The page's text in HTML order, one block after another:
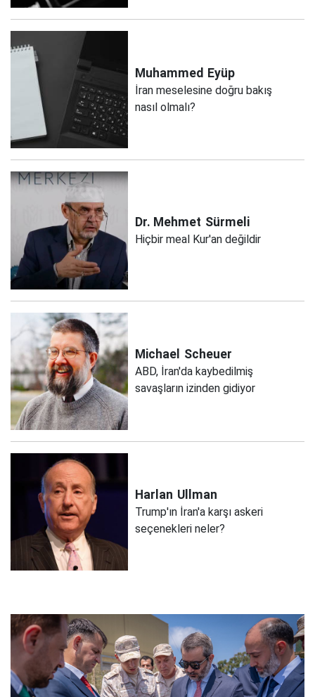
Muhammed Eyüp
İran meselesine doğru bakış
nasıl olmalı?
Dr. Mehmet Sürmeli
Hiçbir meal Kur'an değildir
Michael Scheuer
ABD, İran'da kaybedilmiş
savaşların izinden gidiyor
Harlan Ullman
Trump'ın İran'a karşı askeri
seçenekleri neler?